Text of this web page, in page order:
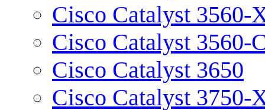
Cisco Catalyst 3560-
Cisco Catalyst 3560-
Cisco Catalyst 3650
Cisco Catalyst 3750-